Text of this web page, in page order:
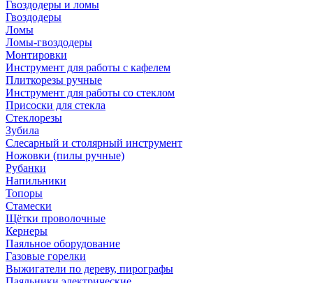
Гвоздодеры и ломы
Гвоздодеры
Ломы
Ломы-гвоздодеры
Монтировки
Инструмент для работы с кафелем
Плиткорезы ручные
Инструмент для работы со стеклом
Присоски для стекла
Стеклорезы
Зубила
Слесарный и столярный инструмент
Ножовки (пилы ручные)
Рубанки
Напильники
Топоры
Стамески
Щётки проволочные
Кернеры
Паяльное оборудование
Газовые горелки
Выжигатели по дереву, пирографы